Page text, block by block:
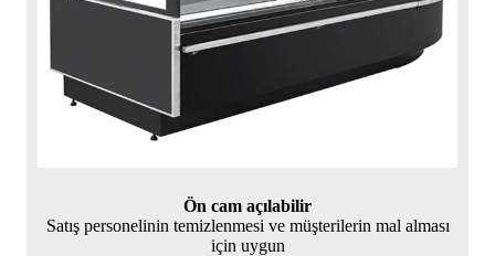
Ön cam açılabilir
Satış personelinin temizlenmesi ve müşterilerin mal alması
için uygun